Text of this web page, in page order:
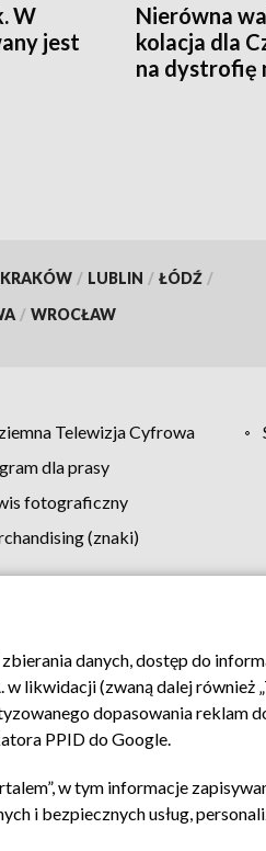
W
jest
Nierówna
kolacja dla
na dystrofię
KRAKÓW / LUBLIN / ŁÓDŹ /
/ WROCŁAW
Telewizja Cyfrowa
dla prasy
fotograficzny
(znaki)
reklamy Kontakt
danych, dostęp do
likwidacji (zwaną dalej również
dopasowania reklam
PPID do Google.
w tym informacje
i bezpiecznych usług,